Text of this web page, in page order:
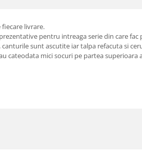
livrare.
pentru intreaga serie din care fac
sunt ascutite iar talpa refacuta si
mici socuri pe partea superioara